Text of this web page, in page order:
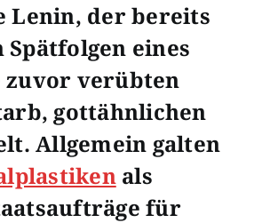
Lenin, der bereits
Spätfolgen eines
zuvor verübten
gottähnlichen
Allgemein galten
als
für